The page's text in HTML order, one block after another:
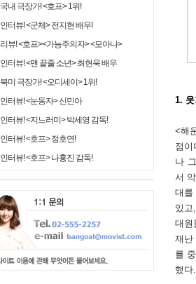
국내 극장가! <호프> 1위!
인터뷰! <군체> 전지현 배우!
리뷰! <호프><가능주의자> <모아나>
인터뷰! <맨 끝줄 소년> 최현욱 배우
북미 극장가! <오디세이> 1위!
인터뷰! <눈동자> 신민아
인터뷰! <지느러미> 박세영 감독!
인터뷰! <호프> 정호연!
인터뷰! <호프> 나홍진 감독!
1.
<해
점이
나
서
대를
있
대원
재난
를
했다.